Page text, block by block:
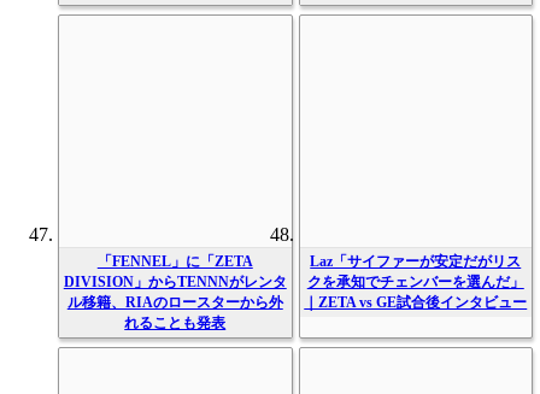
「FENNEL」に「ZETA
DIVISION」からTENNNがレンタ
ル移籍、RIAのロースターから外
れることも発表
Laz「サイファーが安定だがリス
クを承知でチェンバーを選んだ」
｜ZETA vs GE試合後インタビュー